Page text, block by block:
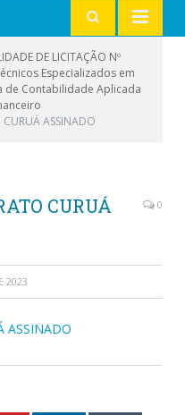
DE LICITAÇÃO Nº
Especializados em
de Contabilidade Aplicada
ASSINADO
CURUÁ
0
2023
ASSINADO